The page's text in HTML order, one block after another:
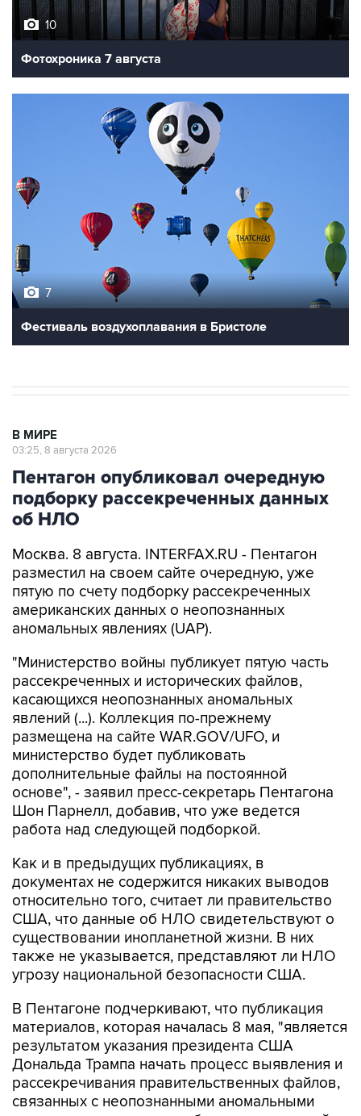
Фотохроника 7 августа
Фестиваль воздухоплавания в Бристоле
Пентагон опубликовал очередную
подборку рассекреченных данных
об НЛО
Москва. 8 августа. INTERFAX.RU - Пентагон
пятую по счету подборку рассекреченных
американских данных о неопознанных
аномальных явлениях (UAP).
"Министерство войны публикует пятую часть
касающихся неопознанных аномальных
явлений (...). Коллекция по-прежнему
размещена на сайте WAR.GOV/UFO, и
министерство будет публиковать
дополнительные файлы на постоянной
основе", - заявил пресс-секретарь Пентагона
Шон Парнелл, добавив, что уже ведется
работа над следующей подборкой.
Как и в предыдущих публикациях, в
относительно того, считает ли правительство
США, что данные об НЛО свидетельствуют о
существовании инопланетной жизни. В них
также не указывается, представляют ли НЛО
угрозу национальной безопасности США.
В Пентагоне подчеркивают, что публикация
результатом указания президента США
Дональда Трампа начать процесс выявления и
рассекречивания правительственных файлов,
связанных с неопознанными аномальными
явлениями, в интересах обеспечения полной
прозрачности".